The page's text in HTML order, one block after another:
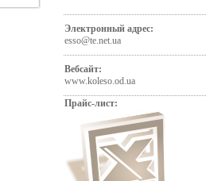
Электронный адрес:
esso@te.net.ua
Вебсайт:
www.koleso.od.ua
Прайс-лист: